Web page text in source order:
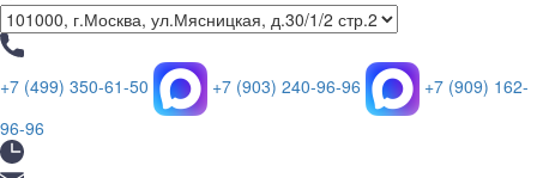
+7 (499) 350-61-50 +7 (903) 240-96-96
+7 (909) 162-
96-96